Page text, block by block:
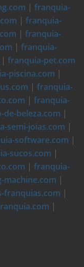
| franquia-
| franquia-
| franquia-
| franquia-
| franquia-pet.com
piscina.com |
| franquia-
| franquia-
beleza.com |
semi-joias.com |
software.com |
sucos.com |
| franquia-
machine.com |
franquias.com |
|